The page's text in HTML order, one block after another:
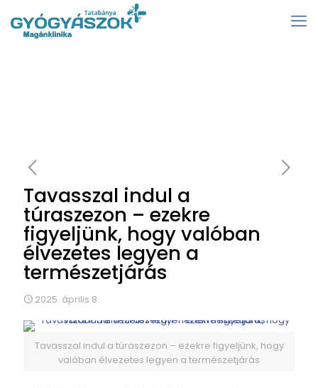
Tavasszal indul a
túraszezon – ezekre
figyeljünk, hogy valóban
élvezetes legyen a
természetjárás
2025. április 8.
Tavasszal indul a túraszezon – ezekre figyeljünk, hogy
valóban élvezetes legyen a természetjárás